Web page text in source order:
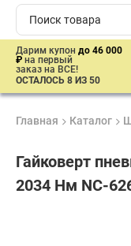
Дарим купон до 46 000
₽ на первый
заказ на ВСЕ!
ОСТАЛОСЬ 8 ИЗ 50
Главная Каталог
Гайковерт
2034 Нм NC-